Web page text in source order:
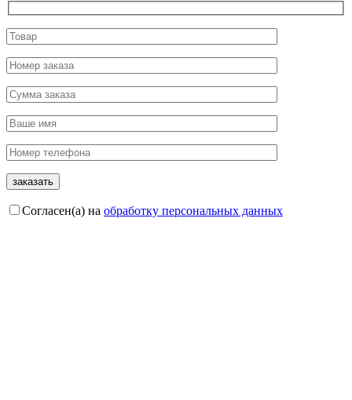
Согласен(а) на обработку персональных данных